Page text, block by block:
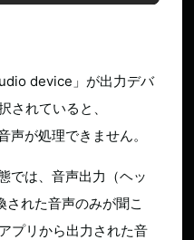
device」が出力デバ
されていると、
が処理できません。
では、音声出力（ヘッ
された音声のみが聞こ
プリから出力された音